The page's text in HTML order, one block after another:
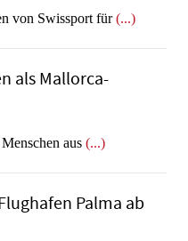
von Swissport für(...)
als Mallorca-
aus (...)
Palma ab